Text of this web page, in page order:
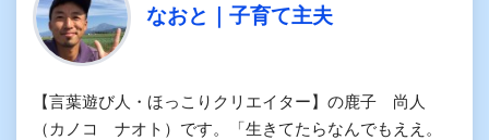
なおと｜子育て主夫
【言葉遊び人・ほっこりクリエイター】の鹿子 尚人
（カノコ ナオト）です。「生きてたらなんでもええ。